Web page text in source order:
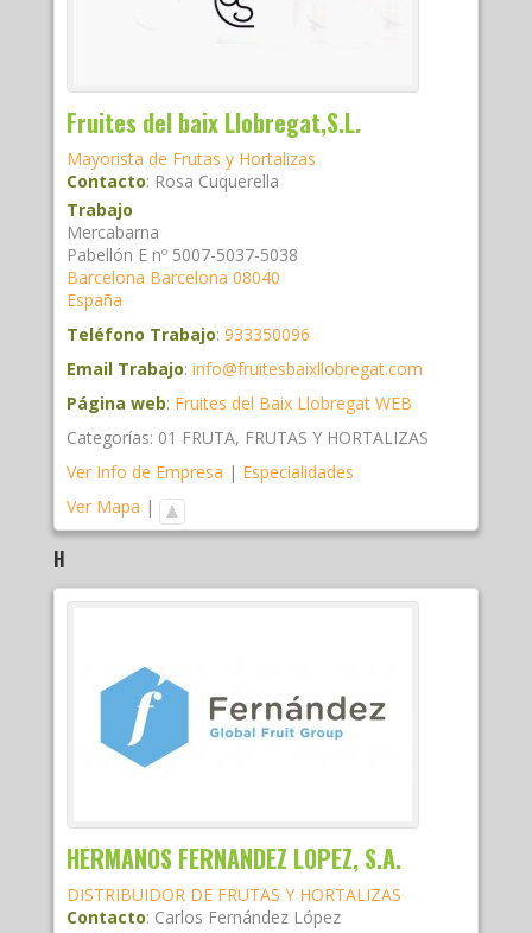
Fruites del baix Llobregat,S.L.
Mayorista de Frutas y Hortalizas
Contacto: Rosa Cuquerella
Trabajo
Mercabarna
Pabellón E nº 5007-5037-5038
Barcelona Barcelona 08040
España
Teléfono Trabajo: 933350096
Email Trabajo: info@fruitesbaixllobregat.com
Página web: Fruites del Baix Llobregat WEB
Categorías: 01 FRUTA, FRUTAS Y HORTALIZAS
Ver Info de Empresa | Especialidades
Ver Mapa |
H
HERMANOS FERNANDEZ LOPEZ, S.A.
DISTRIBUIDOR DE FRUTAS Y HORTALIZAS
Contacto: Carlos Fernández López